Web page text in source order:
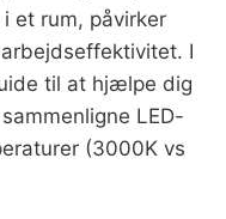
et rum, påvirker
I
til at hjælpe dig
LED-
(3000K vs